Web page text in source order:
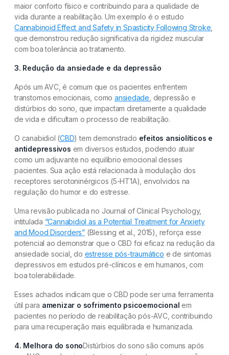
maior conforto físico e contribuindo para a qualidade de
vida durante a reabilitação. Um exemplo é o estudo
Cannabinoid Effect and Safety in Spasticity Following Stroke
que demonstrou redução significativa da rigidez muscular
com boa tolerância ao tratamento.
3. Redução da ansiedade e da depressão
Após um AVC, é comum que os pacientes enfrentem
transtornos emocionais, como ansiedade , depressão e
distúrbios do sono, que impactam diretamente a qualidade
de vida e dificultam o processo de reabilitação.
O canabidiol (CBD) tem demonstrado efeitos ansiolíticos e
antidepressivos em diversos estudos, podendo atuar
como um adjuvante no equilíbrio emocional desses
pacientes. Sua ação está relacionada à modulação dos
receptores serotoninérgicos (5-HT1A), envolvidos na
regulação do humor e do estresse.
Uma revisão publicada no Journal of Clinical Psychology,
intitulada “Cannabidiol as a Potential Treatment for Anxiety
and Mood Disorders” (Blessing et al., 2015), reforça esse
potencial ao demonstrar que o CBD foi eficaz na redução da
ansiedade social, do estresse pós-traumático e de sintomas
depressivos em estudos pré-clínicos e em humanos, com
boa tolerabilidade.
Esses achados indicam que o CBD pode ser uma ferramenta
útil para amenizar o sofrimento psicoemocional em
pacientes no período de reabilitação pós-AVC, contribuindo
para uma recuperação mais equilibrada e humanizada.
4. Melhora do sonoDistúrbios do sono são comuns após